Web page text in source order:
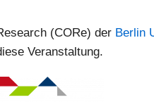
(CORe) der Berlin
Veranstaltung.